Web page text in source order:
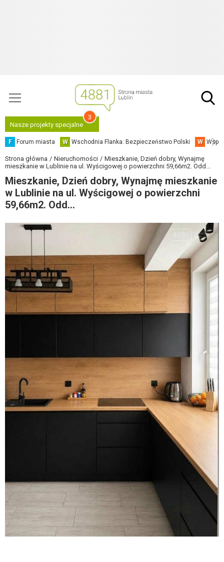
Nasze projekty specjalne
3
F Forum miasta W Wschodnia Flanka: Bezpieczeństwo Polski W
Strona główna Nieruchomości
Mieszkanie, Dzień dobry, Wynajmę
mieszkanie w Lublinie na ul. Wyścigowej o powierzchni 59,66m2. Odd...
Mieszkanie, Dzień dobry, Wynajmę mieszkanie
w Lublinie na ul. Wyścigowej o powierzchni
59,66m2. Odd...